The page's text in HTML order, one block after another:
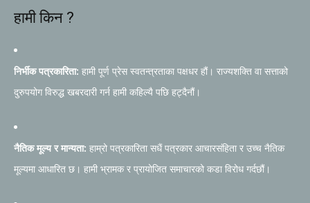
हामी किन ?
निर्भीक पत्रकारिता: हामी पूर्ण प्रेस स्वतन्त्रताका पक्षधर हौं। राज्यशक्ति वा सत्ताको
दुरुपयोग विरुद्ध खबरदारी गर्न हामी कहिल्यै पछि हट्दैनौं।
नैतिक मूल्य र मान्यता: हाम्रो पत्रकारिता सधैं पत्रकार आचारसंहिता र उच्च नैतिक
मूल्यमा आधारित छ। हामी भ्रामक र प्रायोजित समाचारको कडा विरोध गर्दछौं।